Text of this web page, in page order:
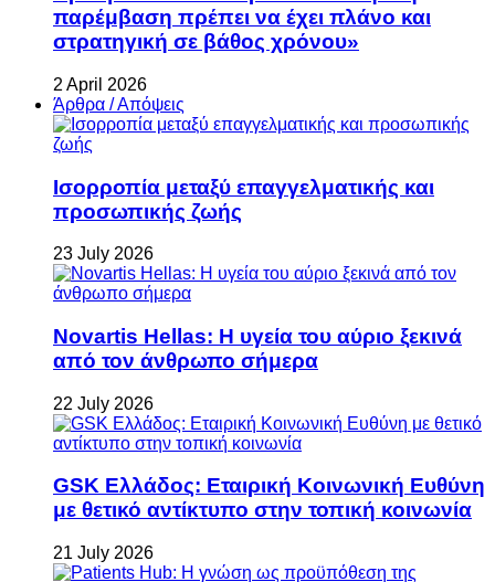
παρέμβαση πρέπει να έχει πλάνο και
στρατηγική σε βάθος χρόνου»
2 April 2026
Άρθρα / Απόψεις
Ισορροπία μεταξύ επαγγελματικής και
προσωπικής ζωής
23 July 2026
Novartis Hellas: Η υγεία του αύριο ξεκινά
από τον άνθρωπο σήμερα
22 July 2026
GSK Ελλάδος: Εταιρική Κοινωνική Ευθύνη
με θετικό αντίκτυπο στην τοπική κοινωνία
21 July 2026